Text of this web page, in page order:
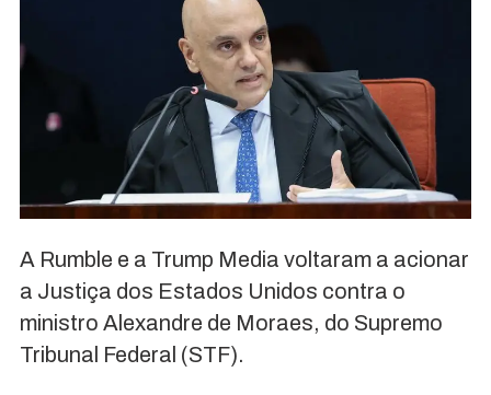
A Rumble e a Trump Media voltaram a acionar
a Justiça dos Estados Unidos contra o
ministro Alexandre de Moraes, do Supremo
Tribunal Federal (STF).